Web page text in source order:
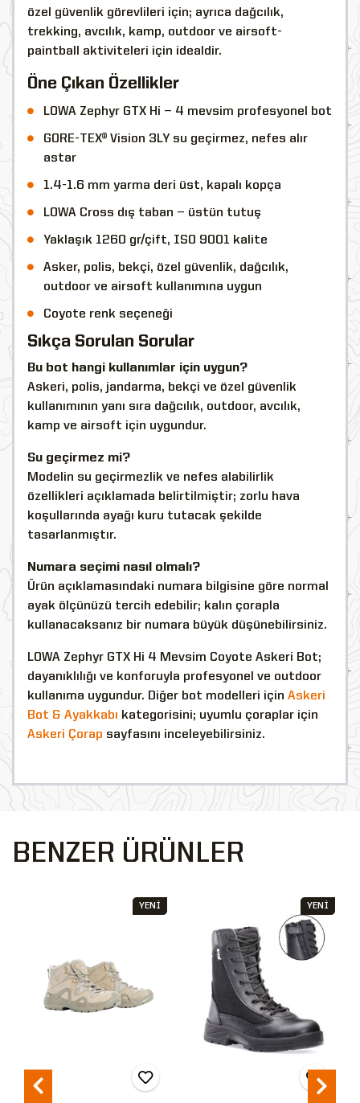
özel güvenlik görevlileri için; ayrıca dağcılık,
trekking, avcılık, kamp, outdoor ve airsoft-
paintball aktiviteleri için idealdir.
Öne Çıkan Özellikler
LOWA Zephyr GTX Hi — 4 mevsim profesyonel bot
GORE-TEX® Vision 3LY su geçirmez, nefes alır
astar
1.4-1.6 mm yarma deri üst, kapalı kopça
LOWA Cross dış taban — üstün tutuş
Yaklaşık 1260 gr/çift, ISO 9001 kalite
Asker, polis, bekçi, özel güvenlik, dağcılık,
outdoor ve airsoft kullanımına uygun
Coyote renk seçeneği
Sıkça Sorulan Sorular
Bu bot hangi kullanımlar için uygun?
Askeri, polis, jandarma, bekçi ve özel güvenlik
kullanımının yanı sıra dağcılık, outdoor, avcılık,
kamp ve airsoft için uygundur.
Su geçirmez mi?
Modelin su geçirmezlik ve nefes alabilirlik
özellikleri açıklamada belirtilmiştir; zorlu hava
koşullarında ayağı kuru tutacak şekilde
tasarlanmıştır.
Numara seçimi nasıl olmalı?
Ürün açıklamasındaki numara bilgisine göre normal
ayak ölçünüzü tercih edebilir; kalın çorapla
kullanacaksanız bir numara büyük düşünebilirsiniz.
LOWA Zephyr GTX Hi 4 Mevsim Coyote Askeri Bot;
dayanıklılığı ve konforuyla profesyonel ve outdoor
kullanıma uygundur. Diğer bot modelleri için Askeri
Bot & Ayakkabı kategorisini; uyumlu çoraplar için
Askeri Çorap sayfasını inceleyebilirsiniz.
BENZER ÜRÜNLER
YENİ YENİ